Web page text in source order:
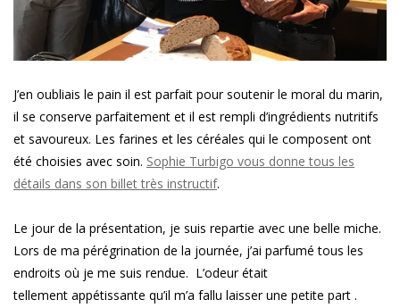
J’en oubliais le pain il est parfait pour soutenir le moral du marin,
il se conserve parfaitement et il est rempli d’ingrédients nutritifs
et savoureux. Les farines et les céréales qui le composent ont
été choisies avec soin. Sophie Turbigo vous donne tous les
détails dans son billet très instructif.
Le jour de la présentation, je suis repartie avec une belle miche.
Lors de ma pérégrination de la journée, j’ai parfumé tous les
endroits où je me suis rendue. L’odeur était
tellement appétissante qu’il m’a fallu laisser une petite part .